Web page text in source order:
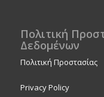
Πολιτική
Δεδομένων
Πολιτική Προστασίας
Privacy Policy